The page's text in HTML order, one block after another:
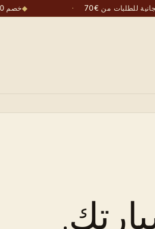
للطلبات من €70 ◆خصم 30% · €100 → €70 · لفترة محدودة